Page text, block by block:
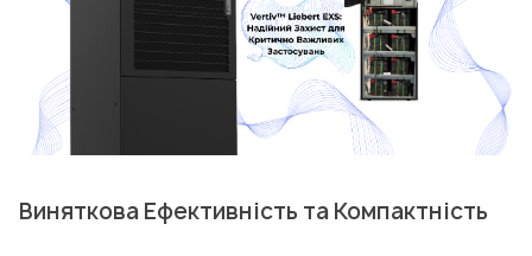
Виняткова Ефективність та Компактність